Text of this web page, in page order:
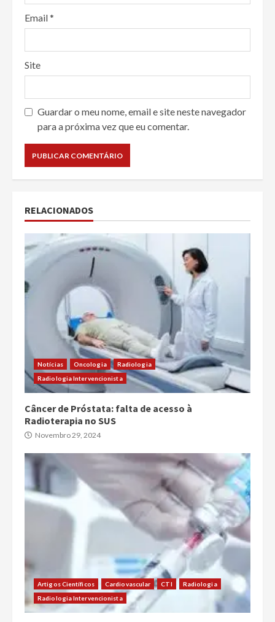
Email*
Site
Guardar o meu nome, email e site neste navegador
para a próxima vez que eu comentar.
RELACIONADOS
Notícias Oncologia
Radiologia
Radiologia Intervencionista
Câncer de Próstata: falta de acesso à
Radioterapia no SUS
Novembro 29, 2024
Artigos Científicos Cardiovascular CTI
Radiologia
Radiologia Intervencionista